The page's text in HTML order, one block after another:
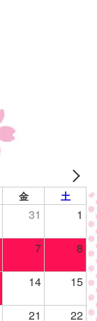
金 土
31 1
7 8
14 15
21 22